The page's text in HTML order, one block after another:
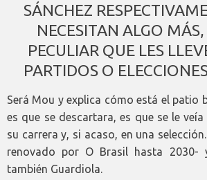
SÁNCHEZ
NECESITAN ALGO
PECULIAR QUE LES
PARTIDOS O
Será Mou y explica cómo está el patio
es que se descartara, es que se le
su carrera y, si acaso, en una
renovado por O Brasil hasta 2030-
también Guardiola.